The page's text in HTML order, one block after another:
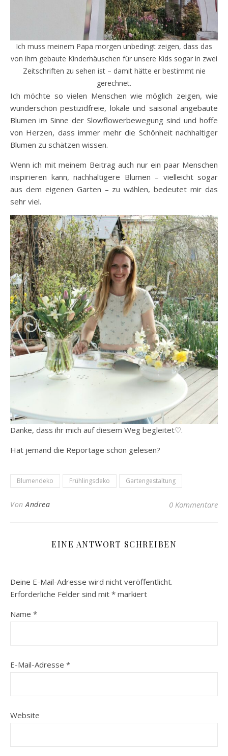
Ich muss meinem Papa morgen unbedingt zeigen, dass das
von ihm gebaute Kinderhäuschen für unsere Kids sogar in zwei
Zeitschriften zu sehen ist – damit hätte er bestimmt nie
gerechnet.
Ich möchte so vielen Menschen wie möglich zeigen, wie
wunderschön pestizidfreie, lokale und saisonal angebaute
Blumen im Sinne der Slowflowerbewegung sind und hoffe
von Herzen, dass immer mehr die Schönheit nachhaltiger
Blumen zu schätzen wissen.
Wenn ich mit meinem Beitrag auch nur ein paar Menschen
inspirieren kann, nachhaltigere Blumen – vielleicht sogar
aus dem eigenen Garten – zu wählen, bedeutet mir das
sehr viel.
Danke, dass ihr mich auf diesem Weg begleitet♡.
Hat jemand die Reportage schon gelesen?
Blumendeko Frühlingsdeko Gartengestaltung
VonAndrea 0 Kommentare
EINE ANTWORT SCHREIBEN
Deine E-Mail-Adresse wird nicht veröffentlicht.
Erforderliche Felder sind mit * markiert
Name *
E-Mail-Adresse *
Website